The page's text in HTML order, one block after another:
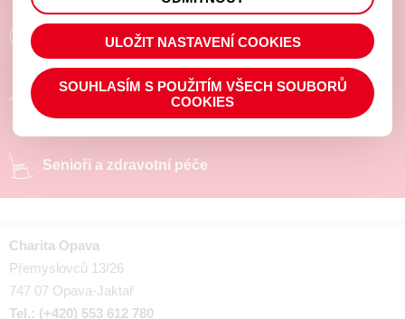
Poradíme a pomůžeme
Chráněné pracoviště
Senioři a zdravotní péče
Charita Opava
Přemyslovců 13/26
747 07 Opava-Jaktař
Tel.: (+420) 553 612 780
prohlížené zboží apod.
ULOŽIT NASTAVENÍ COOKIES
SOUHLASÍM S POUŽITÍM VŠECH SOUBORŮ
COOKIES